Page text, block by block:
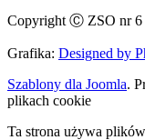
Copyright Ⓒ ZSO nr 6
Grafika: Designed by
Szablony dla Joomla.
plikach cookie
Ta strona używa